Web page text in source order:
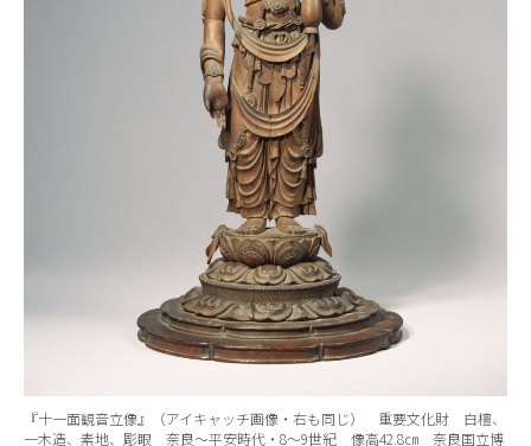
『十一面観音立像』（アイキャッチ画像・右も同じ） 重要文化財 白檀、
一木造、素地、彫眼 奈良～平安時代・8～9世紀 像高42.8㎝ 奈良国立博